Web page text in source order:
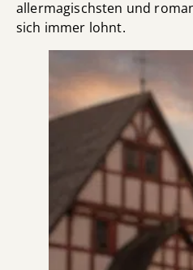
allermagischsten und
sich immer lohnt.